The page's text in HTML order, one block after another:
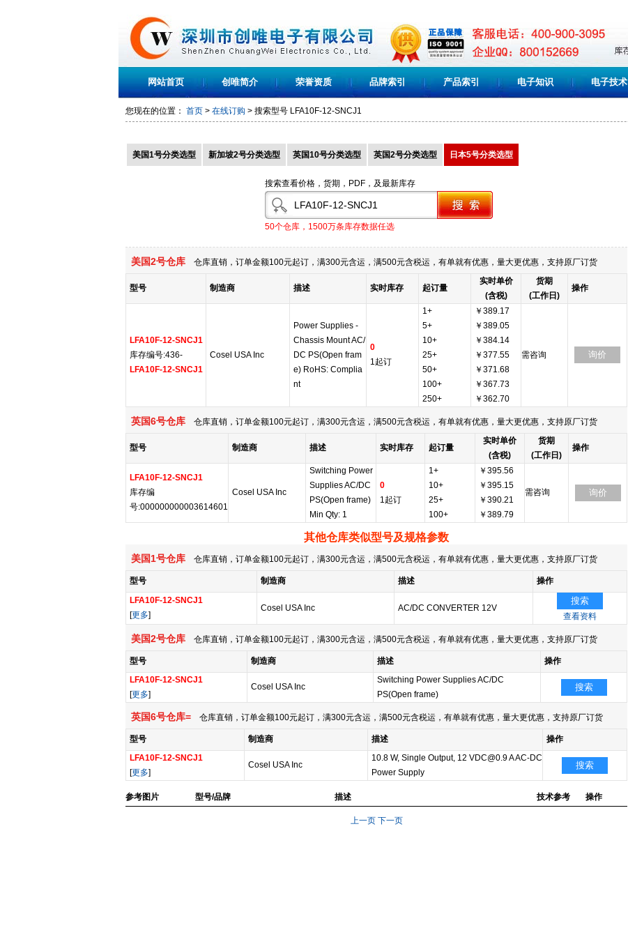
网站首页 创唯简介 荣誉资质 品牌索引 产品索引 电子知识 电子技术
您现在的位置： 首页 > 在线订购 > 搜索型号 LFA10F-12-SNCJ1
美国1号分类选型 新加坡2号分类选型 英国10号分类选型 英国2号分类选型 日本5号分类选型
搜索查看价格，货期，PDF，及最新库存
50个仓库，1500万条库存数据任选
美国2号仓库 仓库直销，订单金额100元起订，满300元含运，满500元含税运，有单就有优惠，量大更优惠，支持原厂订货
型号 制造商 描述 实时库存 起订量
实时单价
(含税)
货期
(工作日)
操作
LFA10F-12-SNCJ1
库存编号:436-
LFA10F-12-SNCJ1
Cosel USA Inc
Power Supplies -
Chassis Mount AC/
DC PS(Open fram
e) RoHS: Complia
nt
0
1起订
1+
5+
10+
25+
50+
100+
250+
￥389.17
￥389.05
￥384.14
￥377.55
￥371.68
￥367.73
￥362.70
需咨询 询价
英国6号仓库 仓库直销，订单金额100元起订，满300元含运，满500元含税运，有单就有优惠，量大更优惠，支持原厂订货
型号 制造商 描述 实时库存 起订量
实时单价
(含税)
货期
(工作日)
操作
LFA10F-12-SNCJ1
库存编
号:000000000003614601
Cosel USA Inc
Switching Power
Supplies AC/DC
PS(Open frame)
Min Qty: 1
0
1起订
1+
10+
25+
100+
￥395.56
￥395.15
￥390.21
￥389.79
需咨询 询价
其他仓库类似型号及规格参数
美国1号仓库 仓库直销，订单金额100元起订，满300元含运，满500元含税运，有单就有优惠，量大更优惠，支持原厂订货
型号 制造商 描述
操作
LFA10F-12-SNCJ1
[更多]
Cosel USA Inc AC/DC CONVERTER 12V
搜索
查看资料
美国2号仓库 仓库直销，订单金额100元起订，满300元含运，满500元含税运，有单就有优惠，量大更优惠，支持原厂订货
型号 制造商 描述
操作
LFA10F-12-SNCJ1
[更多]
Cosel USA Inc
Switching Power Supplies AC/DC
PS(Open frame)
搜索
英国6号仓库= 仓库直销，订单金额100元起订，满300元含运，满500元含税运，有单就有优惠，量大更优惠，支持原厂订货
型号 制造商 描述
操作
LFA10F-12-SNCJ1
[更多]
Cosel USA Inc
10.8 W, Single Output, 12 VDC@0.9 A AC-DC
Power Supply
搜索
参考图片 型号/品牌 描述 技术参考 操作
上一页 下一页